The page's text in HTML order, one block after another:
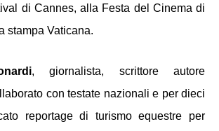
di Cannes, alla Festa del Cinema di
stampa Vaticana.
, giornalista, scrittore autore
con testate nazionali e per dieci
reportage di turismo equestre per